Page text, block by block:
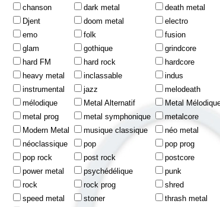
chanson
dark metal
death metal
Djent
doom metal
electro
emo
folk
fusion
glam
gothique
grindcore
hard FM
hard rock
hardcore
heavy metal
inclassable
indus
instrumental
jazz
melodeath
mélodique
Metal Alternatif
Metal
metal prog
metal symphonique
metalcore
Modern Metal
musique classique
néo metal
néoclassique
pop
pop prog
pop rock
post rock
postcore
power metal
psychédélique
punk
rock
rock prog
shred
speed metal
stoner
thrash metal